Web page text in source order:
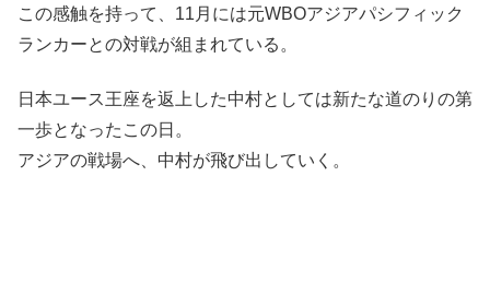
この感触を持って、11月には元WBOアジアパシフィック
ランカーとの対戦が組まれている。
日本ユース王座を返上した中村としては新たな道のりの第
一歩となったこの日。
アジアの戦場へ、中村が飛び出していく。